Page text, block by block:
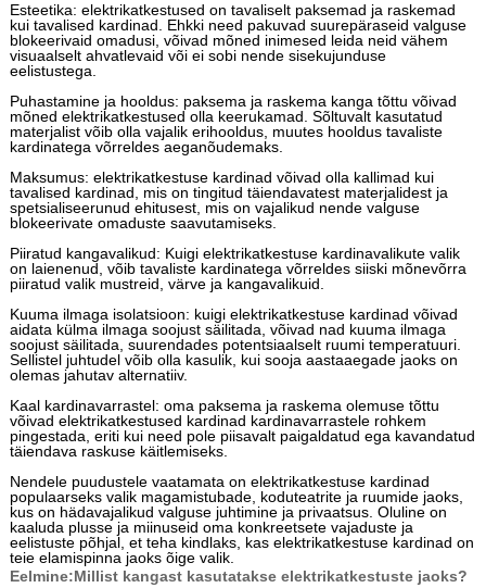
Esteetika: elektrikatkestused on tavaliselt paksemad ja raskemad
kui tavalised kardinad. Ehkki need pakuvad suurepäraseid valguse
blokeerivaid omadusi, võivad mõned inimesed leida neid vähem
visuaalselt ahvatlevaid või ei sobi nende sisekujunduse
eelistustega.
Puhastamine ja hooldus: paksema ja raskema kanga tõttu võivad
mõned elektrikatkestused olla keerukamad. Sõltuvalt kasutatud
materjalist võib olla vajalik erihooldus, muutes hooldus tavaliste
kardinatega võrreldes aeganõudemaks.
Maksumus: elektrikatkestuse kardinad võivad olla kallimad kui
tavalised kardinad, mis on tingitud täiendavatest materjalidest ja
spetsialiseerunud ehitusest, mis on vajalikud nende valguse
blokeerivate omaduste saavutamiseks.
Piiratud kangavalikud: Kuigi elektrikatkestuse kardinavalikute valik
on laienenud, võib tavaliste kardinatega võrreldes siiski mõnevõrra
piiratud valik mustreid, värve ja kangavalikuid.
Kuuma ilmaga isolatsioon: kuigi elektrikatkestuse kardinad võivad
aidata külma ilmaga soojust säilitada, võivad nad kuuma ilmaga
soojust säilitada, suurendades potentsiaalselt ruumi temperatuuri.
Sellistel juhtudel võib olla kasulik, kui sooja aastaaegade jaoks on
olemas jahutav alternatiiv.
Kaal kardinavarrastel: oma paksema ja raskema olemuse tõttu
võivad elektrikatkestused kardinad kardinavarrastele rohkem
pingestada, eriti kui need pole piisavalt paigaldatud ega kavandatud
täiendava raskuse käitlemiseks.
Nendele puudustele vaatamata on elektrikatkestuse kardinad
populaarseks valik magamistubade, koduteatrite ja ruumide jaoks,
kus on hädavajalikud valguse juhtimine ja privaatsus. Oluline on
kaaluda plusse ja miinuseid oma konkreetsete vajaduste ja
eelistuste põhjal, et teha kindlaks, kas elektrikatkestuse kardinad on
teie elamispinna jaoks õige valik.
Eelmine:Millist kangast kasutatakse elektrikatkestuste jaoks?